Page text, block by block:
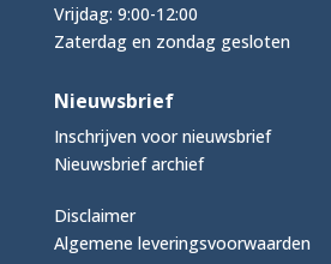
Vrijdag: 9:00-12:00
Zaterdag en zondag gesloten
Nieuwsbrief
Inschrijven voor nieuwsbrief
Nieuwsbrief archief
Disclaimer
Algemene leveringsvoorwaarden